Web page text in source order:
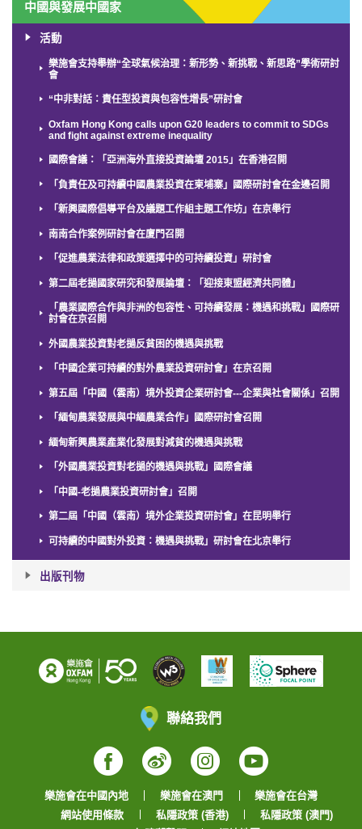
中國與發展中國家
活動
樂施會支持舉辦“全球氣候治理：新形勢、新挑戰、新思路”學術研討
會
“中非對話：責任型投資與包容性增長”研討會
Oxfam Hong Kong calls upon G20 leaders to commit to SDGs
and fight against extreme inequality
國際會議：「亞洲海外直接投資論壇 2015」在香港召開
「負責任及可持續中國農業投資在柬埔寨」國際研討會在金邊召開
「新興國際倡導平台及議題工作組主題工作坊」在京舉行
南南合作案例研討會在廈門召開
「促進農業法律和政策選擇中的可持續投資」研討會
第二屆老撾國家研究和發展論壇：「迎接東盟經濟共同體」
「農業國際合作與非洲的包容性、可持續發展：機遇和挑戰」國際研
討會在京召開
外國農業投資對老撾反貧困的機遇與挑戰
「中國企業可持續的對外農業投資研討會」在京召開
第五屆「中國（雲南）境外投資企業研討會---企業與社會關係」召開
「緬甸農業發展與中緬農業合作」國際研討會召開
緬甸新興農業產業化發展對減貧的機遇與挑戰
「外國農業投資對老撾的機遇與挑戰」國際會議
「中國-老撾農業投資研討會」召開
第二屆「中國（雲南）境外企業投資研討會」在昆明舉行
可持續的中國對外投資：機遇與挑戰」研討會在北京舉行
出版刊物
聯絡我們
Facebook
WeiboInstagram
YouTube
樂施會在中國內地 樂施會在澳門
樂施會在台灣
網站使用條款
私隱政策 (香港)
私隱政策 (澳門)